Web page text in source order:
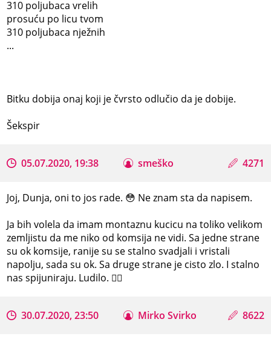
310 poljubaca vrelih
prosuću po licu tvom
310 poljubaca nježnih
...
Bitku dobija onaj koji je čvrsto odlučio da je dobije.
Šekspir
05.07.2020, 19:38 smeško 4271
Joj, Dunja, oni to jos rade. 😳 Ne znam sta da napisem.
Ja bih volela da imam montaznu kucicu na toliko velikom
zemljistu da me niko od komsija ne vidi. Sa jedne strane
su ok komsije, ranije su se stalno svadjali i vristali
napolju, sada su ok. Sa druge strane je cisto zlo. I stalno
nas spijuniraju. Ludilo. 🤦‍♂️
30.07.2020, 23:50 Mirko Svirko 8622